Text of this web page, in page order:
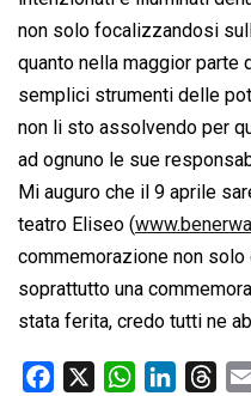
non solo focalizzandosi
quanto nella maggior
semplici strumenti delle
non li sto assolvendo per
ad ognuno le sue
Mi auguro che il 9 aprile
teatro Eliseo (
commemorazione non
soprattutto una
stata ferita, credo tutti ne
W